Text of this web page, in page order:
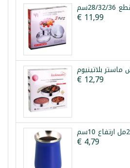
€ 11,99
€ 12,79
€ 4,79